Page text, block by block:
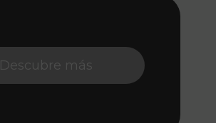
Descubre más